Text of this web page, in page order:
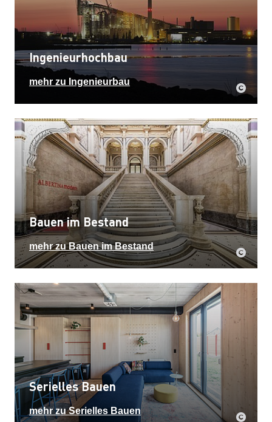
Ingenieurhochbau
mehr zu Ingenieurbau
Bauen im Bestand
mehr zu Bauen im Bestand
Serielles Bauen
mehr zu Serielles Bauen